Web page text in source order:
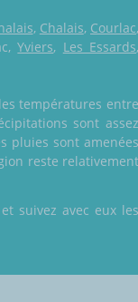
, Chalais, Courlac,
Yviers, Les Essards,
températures entre
sont assez
pluies sont amenées
reste relativement
suivez avec eux les